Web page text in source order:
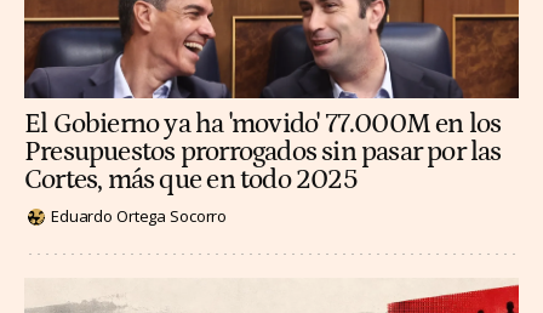
El Gobierno ya ha 'movido' 77.000M en los
Presupuestos prorrogados sin pasar por las
Cortes, más que en todo 2025
Eduardo Ortega Socorro